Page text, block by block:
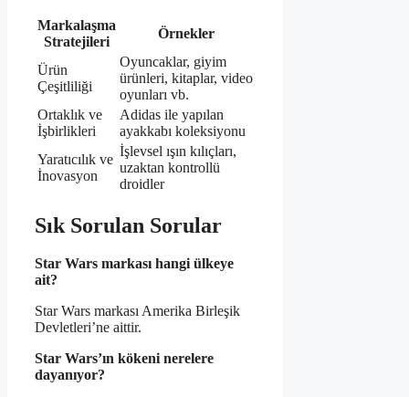
Markalaşma
Stratejileri
Örnekler
Ürün
Çeşitliliği
Oyuncaklar, giyim
ürünleri, kitaplar, video
oyunları vb.
Ortaklık ve
İşbirlikleri
Adidas ile yapılan
ayakkabı koleksiyonu
Yaratıcılık ve
İnovasyon
İşlevsel ışın kılıçları,
uzaktan kontrollü
droidler
Sık Sorulan Sorular
Star Wars markası hangi ülkeye
ait?
Star Wars markası Amerika Birleşik
Devletleri’ne aittir.
Star Wars’ın kökeni nerelere
dayanıyor?